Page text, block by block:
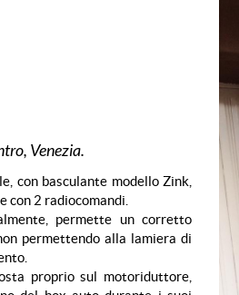
Venezia.
con basculante modello Zink,
2 radiocomandi.
permette un corretto
permettendo alla lamiera di
proprio sul motoriduttore,